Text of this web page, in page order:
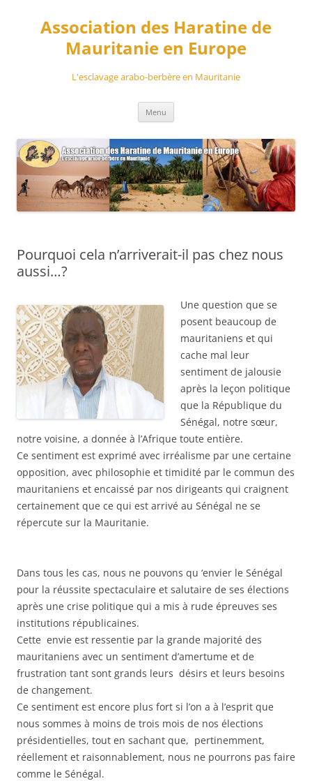
contenuAssociation des Haratine de
Mauritanie en Europe
L'esclavage arabo-berbère en Mauritanie
Menu
Pourquoi cela n’arriverait-il pas chez nous
aussi…?
Une question que se
posent beaucoup de
mauritaniens et qui
cache mal leur
sentiment de jalousie
après la leçon politique
que la République du
Sénégal, notre sœur,
notre voisine, a donnée à l’Afrique toute entière.
Ce sentiment est exprimé avec irréalisme par une certaine
opposition, avec philosophie et timidité par le commun des
mauritaniens et encaissé par nos dirigeants qui craignent
certainement que ce qui est arrivé au Sénégal ne se
répercute sur la Mauritanie.
Dans tous les cas, nous ne pouvons qu ‘envier le Sénégal
pour la réussite spectaculaire et salutaire de ses élections
après une crise politique qui a mis à rude épreuves ses
institutions républicaines.
Cette envie est ressentie par la grande majorité des
mauritaniens avec un sentiment d’amertume et de
frustration tant sont grands leurs désirs et leurs besoins
de changement.
Ce sentiment est encore plus fort si l’on a à l’esprit que
nous sommes à moins de trois mois de nos élections
présidentielles, tout en sachant que, pertinemment,
réellement et raisonnablement, nous ne pourrons pas faire
comme le Sénégal.